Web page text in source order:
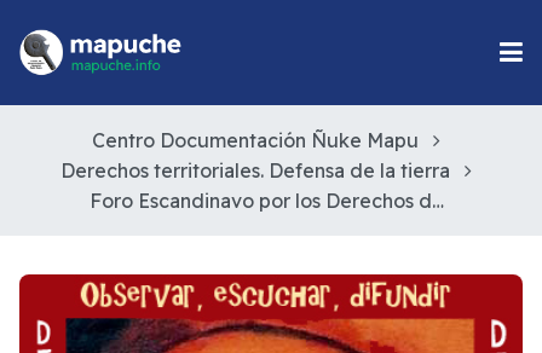
Centro Documentación Ñuke Mapu
Derechos territoriales. Defensa de la tierra
Foro Escandinavo por los Derechos de los Pueblos Indígenas